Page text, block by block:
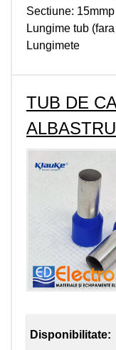
Sectiune: 15mmp
Lungime tub
Lungimete
TUB DE
Disponibilitate: